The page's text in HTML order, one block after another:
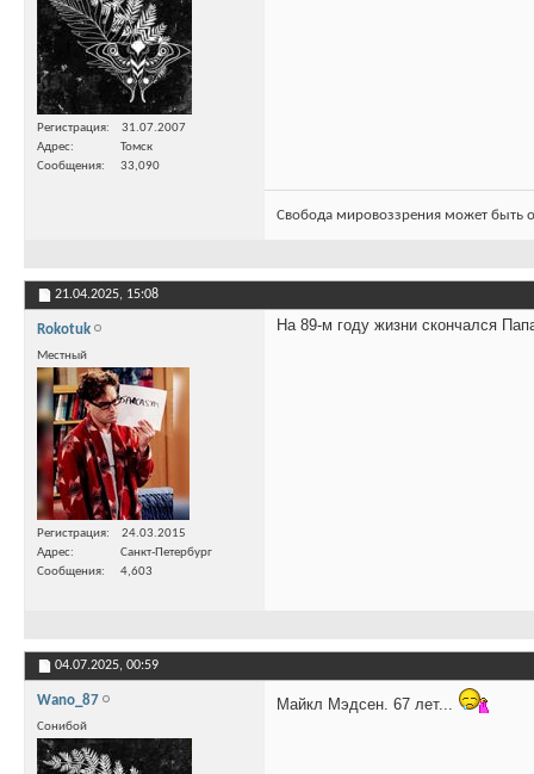
Регистрация
31.07.2007
Адрес
Томск
Сообщения
33,090
Свобода мировоззрения может быть
21.04.2025, 15:08
Rokotuk
Местный
Регистрация
24.03.2015
Адрес
Санкт-Петербург
Сообщения
4,603
На 89-м году жизни скончался
04.07.2025, 00:59
Wano_87
Сонибой
Майкл Мэдсен. 67 лет...